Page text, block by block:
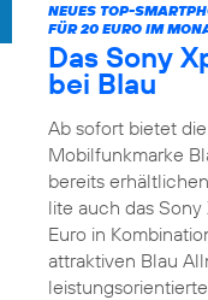
NEUES TOP-
FÜR 20 EURO IM
Das Sony
bei Blau
Ab sofort bietet die
Mobilfunkmarke
bereits
lite auch das Sony
Euro in
attraktiven Blau